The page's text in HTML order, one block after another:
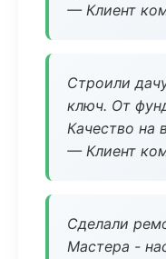
— Клиент
Строили
ключ. От
Качество на
— Клиент
Сделали
Мастера -